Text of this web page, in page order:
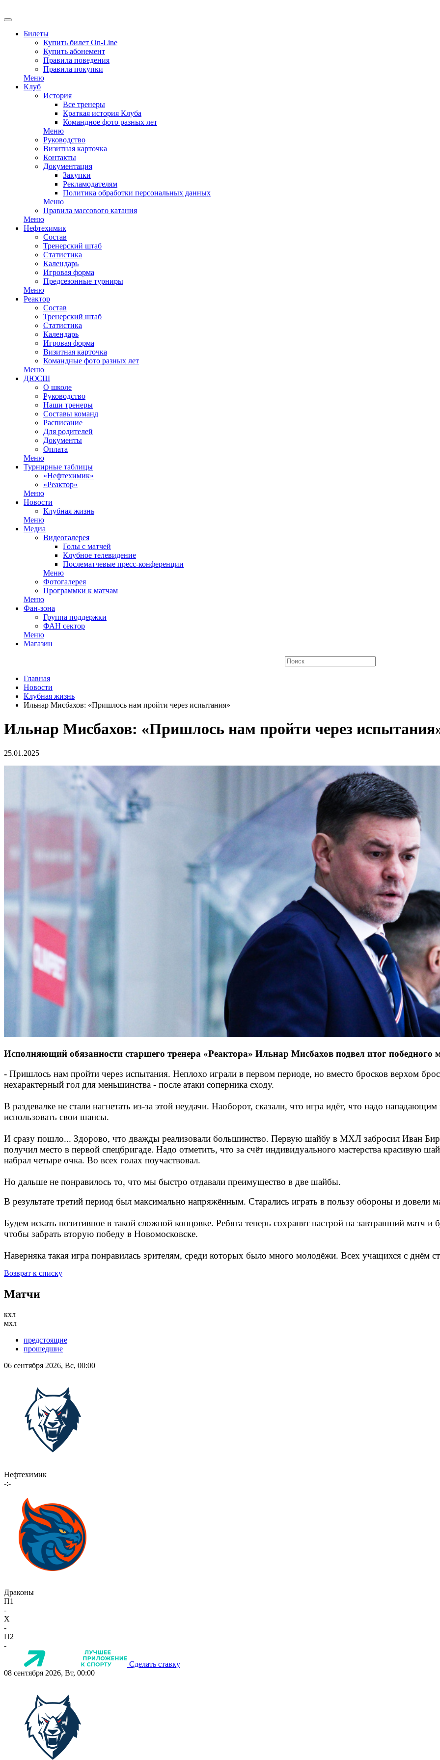
Билеты
Купить билет On-Line
Купить абонемент
Правила поведения
Правила покупки
Меню
Клуб
История
Все тренеры
Краткая история Клуба
Командное фото разных лет
Меню
Руководство
Визитная карточка
Контакты
Документация
Закупки
Рекламодателям
Политика обработки персональных данных
Меню
Правила массового катания
Меню
Нефтехимик
Состав
Тренерский штаб
Статистика
Календарь
Игровая форма
Предсезонные турниры
Меню
Реактор
Состав
Тренерский штаб
Статистика
Календарь
Игровая форма
Визитная карточка
Командные фото разных лет
Меню
ДЮСШ
О школе
Руководство
Наши тренеры
Составы команд
Расписание
Для родителей
Документы
Оплата
Меню
Турнирные таблицы
«Нефтехимик»
«Реактор»
Меню
Новости
Клубная жизнь
Меню
Медиа
Видеогалерея
Голы с матчей
Клубное телевидение
Послематчевые пресс-конференции
Меню
Фотогалерея
Программки к матчам
Меню
Фан-зона
Группа поддержки
ФАН сектор
Меню
Магазин
Главная
Новости
Клубная жизнь
Ильнар Мисбахов: «Пришлось нам пройти через испытания»
Ильнар Мисбахов: «Пришлось нам пройти через
25.01.2025
Исполняющий обязанности старшего тренера «Реактора» Ильнар Мисбахов подвел итог
- Пришлось нам пройти через испытания. Неплохо играли в первом периоде, но вместо бросков верхом
нехарактерный гол для меньшинства - после атаки соперника сходу.
В раздевалке не стали нагнетать из-за этой неудачи. Наоборот, сказали, что игра идёт, что надо
использовать свои шансы.
И сразу пошло... Здорово, что дважды реализовали большинство. Первую шайбу в МХЛ забросил Иван
получил место в первой спецбригаде. Надо отметить, что за счёт индивидуального мастерства красивую
набрал четыре очка. Во всех голах поучаствовал.
Но дальше не понравилось то, что мы быстро отдавали преимущество в две шайбы.
В результате третий период был максимально напряжённым. Старались играть в пользу обороны и довели
Будем искать позитивное в такой сложной концовке. Ребята теперь сохранят настрой на завтрашний матч и
чтобы забрать вторую победу в Новомосковске.
Наверняка такая игра понравилась зрителям, среди которых было много молодёжи. Всех учащихся с днём
Возврат к списку
Матчи
кхл
мхл
предстоящие
прошедшие
06 сентября 2026, Вс, 00:00
Нефтехимик
-:-
Драконы
П1
-
X
-
П2
-
Сделать ставку
08 сентября 2026, Вт, 00:00